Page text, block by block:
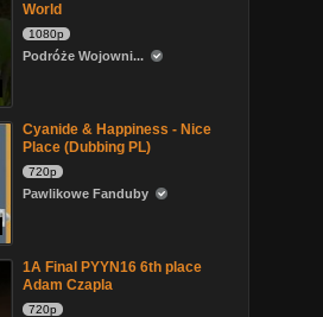
World
1080p
Podróże Wojowni...
Cyanide & Happiness - Nice
Place (Dubbing PL)
720p
Pawlikowe Fanduby
1A Final PYYN16 6th place
Adam Czapla
720p